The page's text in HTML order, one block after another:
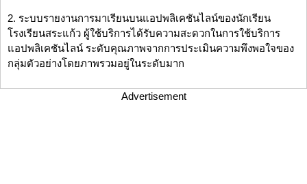
2. ระบบรายงานการมาเรียนบนแอปพลิเคชันไลน์ของนักเรียน
โรงเรียนสระแก้ว ผู้ใช้บริการได้รับความสะดวกในการใช้บริการ
แอปพลิเคชันไลน์ ระดับคุณภาพจากการประเมินความพึงพอใจของ
กลุ่มตัวอย่างโดยภาพรวมอยู่ในระดับมาก
Advertisement